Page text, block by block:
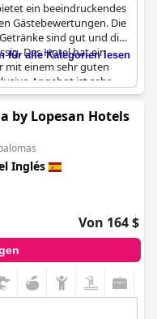
ein beeindruckendes
Gästebewertungen. Die
sind gut und die
Das Hotel hat ein
mit einem sehr guten
Angebot ist sehr
das Hotel bietet
Poolbereich. Die
und Snacks genießen
Service für 24
neu, sauber und
ihrer
nutzen. Alles in allem
All-inclusive-
für alle Kategorien lesen
by Lopesan Hotels
Inglés
Von 164 $